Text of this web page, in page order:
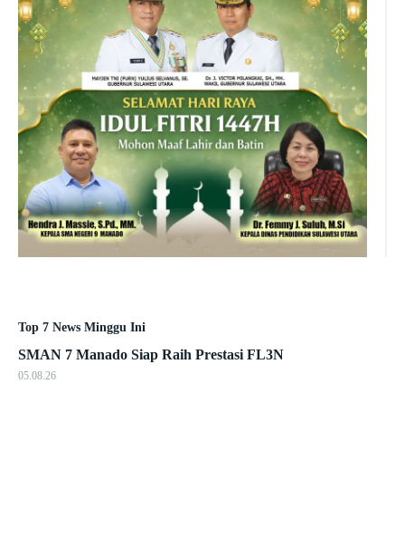
Top 7 News Minggu Ini
SMAN 7 Manado Siap Raih Prestasi FL3N
05.08.26